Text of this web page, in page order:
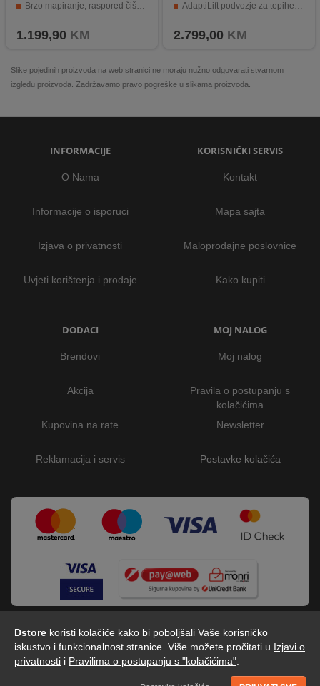
Dstore koristi kolačiće kako bi poboljšali Vaše korisničko
iskustvo i funkcionalnost stranice. Više možete pročitati u Izjavi o
privatnosti i Pravilima o postupanju s "kolačićima"
Brzo mapiranje, raspored čišćenja, višenamjenska karta
1.199,90 KM
AdaptiLift podvozje za tepihe i pragove
2.799,00 KM
Slike pojedinih proizvoda na web stranici ne moraju nužno odgovarati stvarnom
izgledu proizvoda. Zadržavamo pravo pogreške u slikama proizvoda.
INFORMACIJE
O Nama
Informacije o isporuci
Izjava o privatnosti
Uvjeti korištenja i prodaje
KORISNIČKI SERVIS
Kontakt
Mapa sajta
Maloprodajne poslovnice
Kako kupiti
DODACI
Brendovi
Akcija
Kupovina na rate
Reklamacija i servis
MOJ NALOG
Moj nalog
Pravila o postupanju s
kolačićima
Newsletter
Postavke kolačića